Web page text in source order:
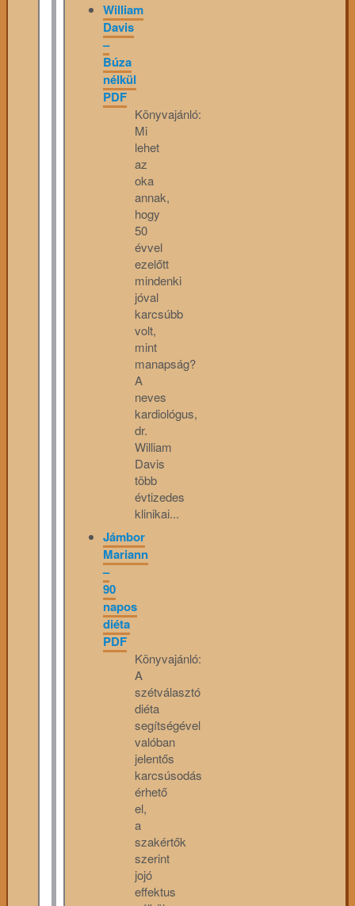
William
Davis
–
Búza
nélkül
PDF
Könyvajánló:
Mi
lehet
az
oka
annak,
hogy
50
évvel
ezelőtt
mindenki
jóval
karcsúbb
volt,
mint
manapság?
A
neves
kardiológus,
dr.
William
Davis
több
évtizedes
klinikai...
Jámbor
Mariann
–
90
napos
diéta
PDF
Könyvajánló:
A
szétválasztó
diéta
segítségével
valóban
jelentős
karcsúsodás
érhető
el,
a
szakértők
szerint
jojó
effektus